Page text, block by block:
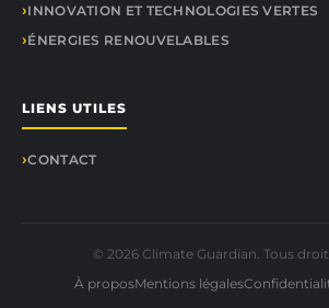
INNOVATION ET TECHNOLOGIES VERTES
ÉNERGIES RENOUVELABLES
LIENS UTILES
CONTACT
© 2026 Climate Guardian. Tous
À proposMentions légales